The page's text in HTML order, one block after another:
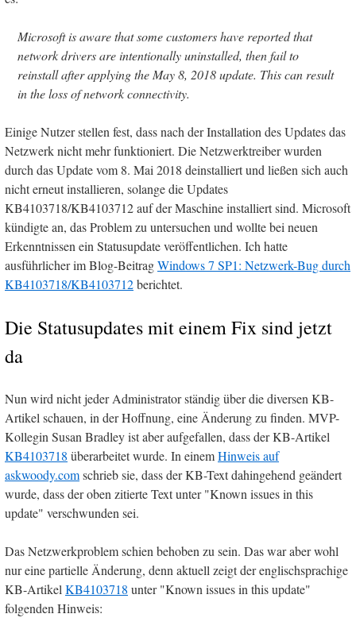
Microsoft is aware that some customers have reported that
network drivers are intentionally uninstalled, then fail to
reinstall after applying the May 8, 2018 update. This can result
in the loss of network connectivity.
Einige Nutzer stellen fest, dass nach der Installation des Updates das
Netzwerk nicht mehr funktioniert. Die Netzwerktreiber wurden
durch das Update vom 8. Mai 2018 deinstalliert und ließen sich auch
nicht erneut installieren, solange die Updates
KB4103718/KB4103712 auf der Maschine installiert sind. Microsoft
kündigte an, das Problem zu untersuchen und wollte bei neuen
Erkenntnissen ein Statusupdate veröffentlichen. Ich hatte
ausführlicher im Blog-BeitragWindows 7 SP1: Netzwerk-Bug durch
KB4103718/KB4103712berichtet.
Die Statusupdates mit einem Fix sind jetzt
da
Nun wird nicht jeder Administrator ständig über die diversen KB-
Artikel schauen, in der Hoffnung, eine Änderung zu finden. MVP-
Kollegin Susan Bradley ist aber aufgefallen, dass der KB-Artikel
KB4103718 überarbeitet wurde. In einemHinweis auf
askwoody.comschrieb sie, dass der KB-Text dahingehend geändert
wurde, dass der oben zitierte Text unter "Known issues in this
update" verschwunden sei.
Das Netzwerkproblem schien behoben zu sein. Das war aber wohl
nur eine partielle Änderung, denn aktuell zeigt der englischsprachige
KB-ArtikelKB4103718 unter "Known issues in this update"
folgenden Hinweis: